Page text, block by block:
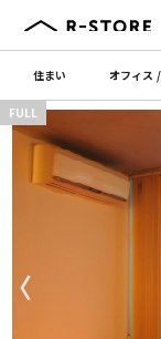
住まい オフィス /
〈
FULL